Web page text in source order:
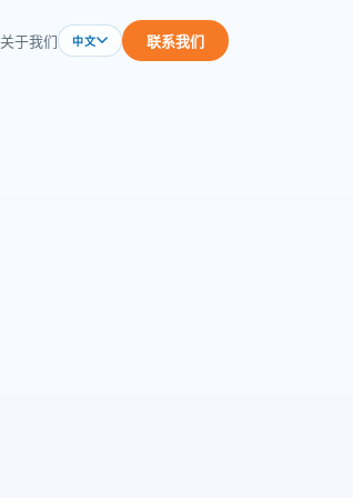
关于我们 中文 联系我们